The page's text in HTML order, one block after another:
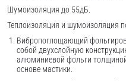
Шумоизоляция до 55дБ.
Теплоизоляция и шумоизоляция
Вибропоглощающий
собой двухслойную
алюминиевой фольги
основе мастики.